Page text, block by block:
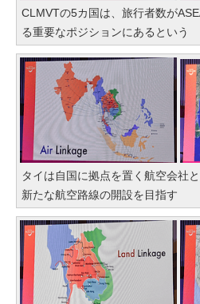
CLMVTの5カ国は、旅行者数が
る重要なポジションにあるという
タイは自国に拠点を置く航空会社
新たな航空路線の開設を目指す